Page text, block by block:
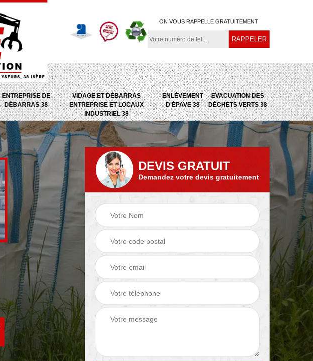
ON VOUS RAPPELLE GRATUITEMENT
ENTREPRISE DE
DÉBARRAS 38
VIDAGE ET DÉBARRAS
ENTREPRISE ET LOCAUX
INDUSTRIEL 38
ENLÈVEMENT
D'ÉPAVE 38
EVACUATION DES
DÉCHETS VERTS 38
Entreprise de
débarras 38
Evacuation des
déchets verts 38
DEVIS GRATUIT
Demandez votre devis gratuitement